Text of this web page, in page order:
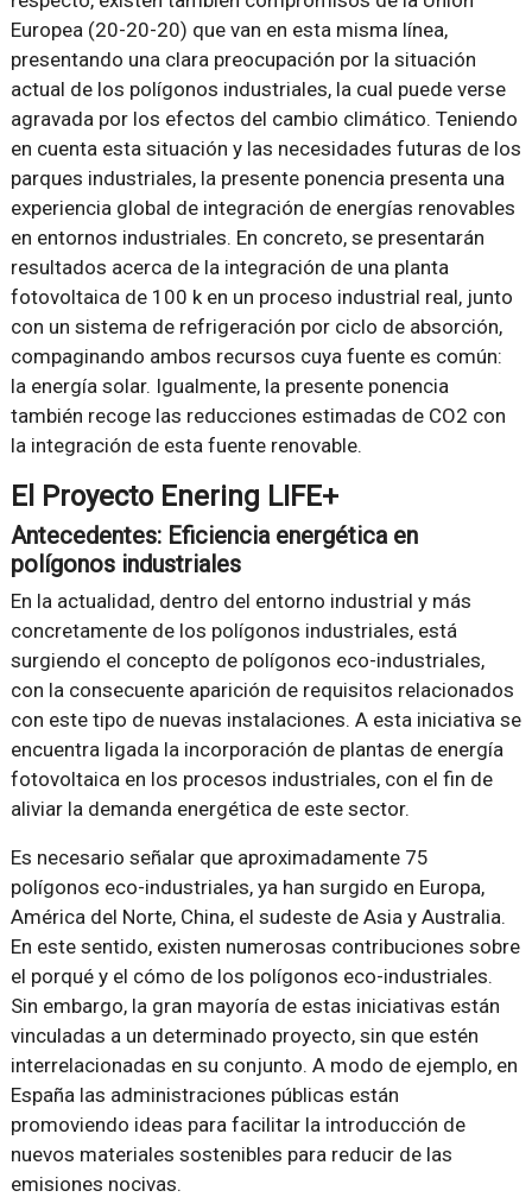
Europea (20-20-20) que van en esta misma línea,
presentando una clara preocupación por la situación
actual de los polígonos industriales, la cual puede verse
agravada por los efectos del cambio climático. Teniendo
en cuenta esta situación y las necesidades futuras de los
parques industriales, la presente ponencia presenta una
experiencia global de integración de energías renovables
en entornos industriales. En concreto, se presentarán
resultados acerca de la integración de una planta
fotovoltaica de 100 k en un proceso industrial real, junto
con un sistema de refrigeración por ciclo de absorción,
compaginando ambos recursos cuya fuente es común:
la energía solar. Igualmente, la presente ponencia
también recoge las reducciones estimadas de CO2 con
la integración de esta fuente renovable.
El Proyecto Enering LIFE+
Antecedentes: Eficiencia energética en
polígonos industriales
En la actualidad, dentro del entorno industrial y más
concretamente de los polígonos industriales, está
surgiendo el concepto de polígonos eco-industriales,
con la consecuente aparición de requisitos relacionados
con este tipo de nuevas instalaciones. A esta iniciativa se
encuentra ligada la incorporación de plantas de energía
fotovoltaica en los procesos industriales, con el fin de
aliviar la demanda energética de este sector.
Es necesario señalar que aproximadamente 75
polígonos eco-industriales, ya han surgido en Europa,
América del Norte, China, el sudeste de Asia y Australia.
En este sentido, existen numerosas contribuciones sobre
el porqué y el cómo de los polígonos eco-industriales.
Sin embargo, la gran mayoría de estas iniciativas están
vinculadas a un determinado proyecto, sin que estén
interrelacionadas en su conjunto. A modo de ejemplo, en
España las administraciones públicas están
promoviendo ideas para facilitar la introducción de
nuevos materiales sostenibles para reducir de las
emisiones nocivas.